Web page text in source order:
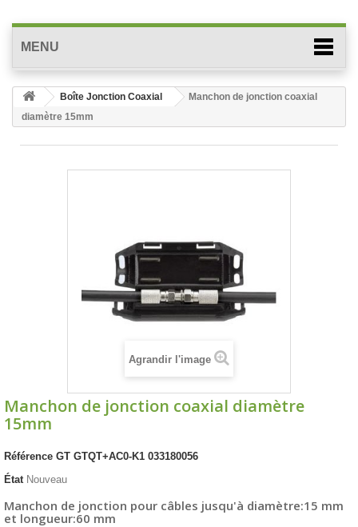
MENU
Boîte Jonction Coaxial
Manchon de jonction coaxial
diamètre 15mm
Agrandir l'image
Manchon de jonction coaxial diamètre
15mm
Référence GT GTQT+AC0-K1 033180056
État Nouveau
Manchon de jonction pour câbles jusqu'à diamètre:15 mm
et longueur:60 mm